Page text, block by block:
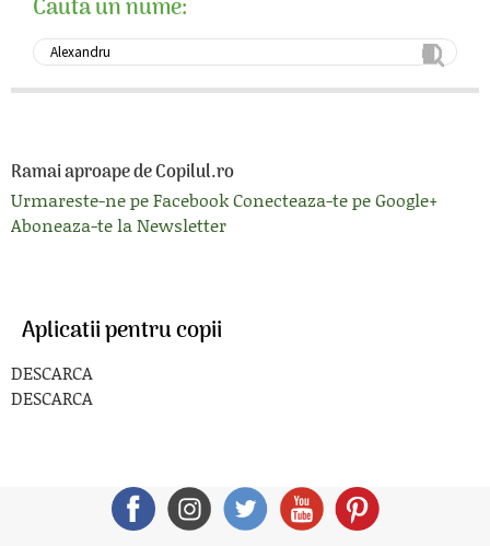
Cauta un nume:
Ramai aproape de Copilul.ro
Urmareste-ne pe FacebookConecteaza-te pe Google+
Aboneaza-te la Newsletter
Aplicatii pentru copii
DESCARCA
DESCARCA